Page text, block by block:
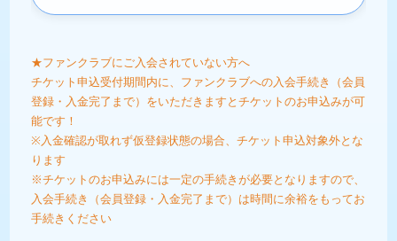
★ファンクラブにご入会されていない方へ
チケット申込受付期間内に、ファンクラブへの入会手続き（会員
登録・入金完了まで）をいただきますとチケットのお申込みが可
能です！
※入金確認が取れず仮登録状態の場合、チケット申込対象外とな
ります
※チケットのお申込みには一定の手続きが必要となりますので、
入会手続き（会員登録・入金完了まで）は時間に余裕をもってお
手続きください